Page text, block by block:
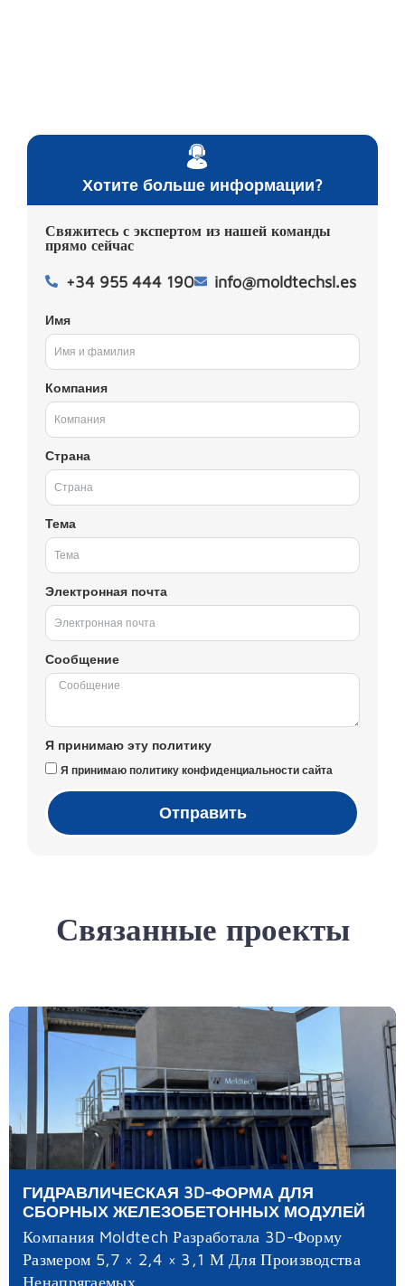
Хотите больше информации?
Свяжитесь с экспертом из нашей команды
прямо сейчас
+34 955 444 190 info@moldtechsl.es
Имя
Компания
Страна
Тема
Электронная почта
Сообщение
Я принимаю эту политику
Я принимаю политику конфиденциальности сайта
Отправить
Связанные проекты
ГИДРАВЛИЧЕСКАЯ 3D-ФОРМА ДЛЯ
СБОРНЫХ ЖЕЛЕЗОБЕТОННЫХ МОДУЛЕЙ
Компания Moldtech Разработала 3D-Форму
Размером 5,7 × 2,4 × 3,1 М Для Производства
Ненапрягаемых...